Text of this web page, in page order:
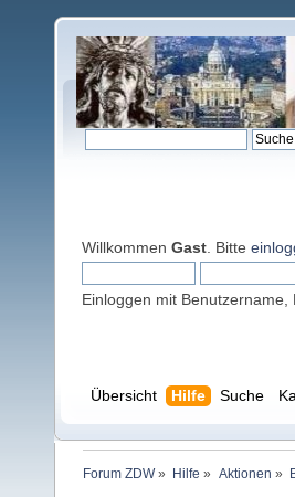
Willkommen Gast . Bitte
Einloggen mit
Übersicht Hilfe Suche
Forum ZDW» Hilfe » Aktionen »